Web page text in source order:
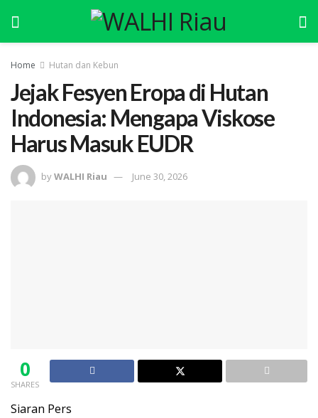
Home Hutan dan Kebun
Jejak Fesyen Eropa di Hutan
Indonesia: Mengapa Viskose
Harus Masuk EUDR
byWALHI Riau June 30, 2026
0
SHARES
Siaran Pers